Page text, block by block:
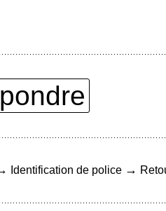
Identification de police →